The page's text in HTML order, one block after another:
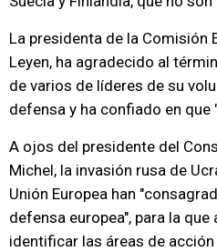
La presidenta de la Comisión
Leyen, ha agradecido al
de varios de líderes de su
defensa y ha confiado en que
A ojos del presidente del
Michel, la invasión rusa de
Unión Europea han
defensa europea", para la que
identificar las áreas de